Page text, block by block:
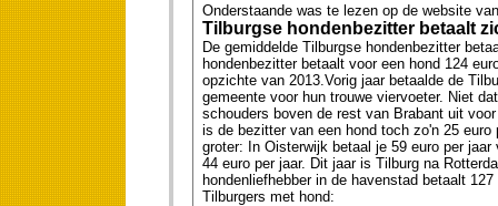
Onderstaande was te lezen op de website
Tilburgse hondenbezitter betaalt
De gemiddelde Tilburgse hondenbezitter
hondenbezitter betaalt voor een hond 124
opzichte van 2013.Vorig jaar betaalde de
gemeente voor hun trouwe viervoeter. Niet
schouders boven de rest van Brabant uit
is de bezitter van een hond toch zo'n 25
groter: In Oisterwijk betaal je 59 euro per
44 euro per jaar. Dit jaar is Tilburg na
hondenliefhebber in de havenstad betaalt
Tilburgers met hond: